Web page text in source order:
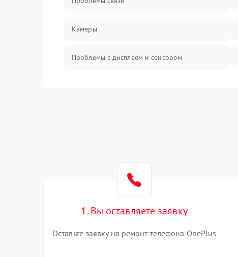
Камеры
Проблемы с дисплеем и сенсором
1. Вы оставляете заявку
Оставьте заявку на ремонт телефона OnePlus